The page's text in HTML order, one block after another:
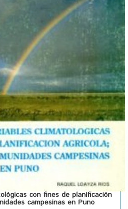
con fines de planificación
campesinas en Puno